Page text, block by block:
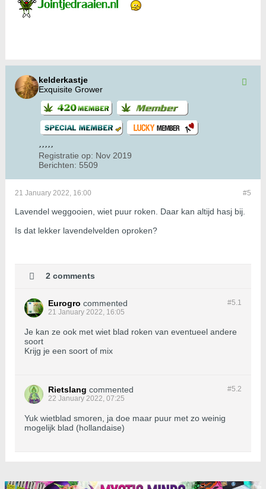
kelderkastje
Exquisite Grower
Registratie op: Nov 2019
Berichten: 5509
#5
21 January 2022, 16:00
Lavendel weggooien, wiet puur roken. Daar kan altijd hasj bij.
Is dat lekker lavendelvelden oproken?
2 comments
#5.1
Eurogro commented
21 January 2022, 16:05
Je kan ze ook met wiet blad roken van eventueel andere
soort
Krijg je een soort of mix
#5.2
Rietslang commented
22 January 2022, 07:25
Yuk wietblad smoren, ja doe maar puur met zo weinig
mogelijk blad (hollandaise)